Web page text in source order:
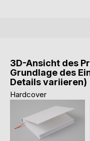
3D-Ansicht des
Grundlage des
Details variieren)
Hardcover